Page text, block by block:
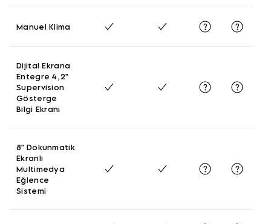
Manuel Klima
Dijital Ekrana
Entegre 4,2"
Supervision
Gösterge
Bilgi Ekranı
8" Dokunmatik
Ekranlı
Multimedya
Eğlence
Sistemi